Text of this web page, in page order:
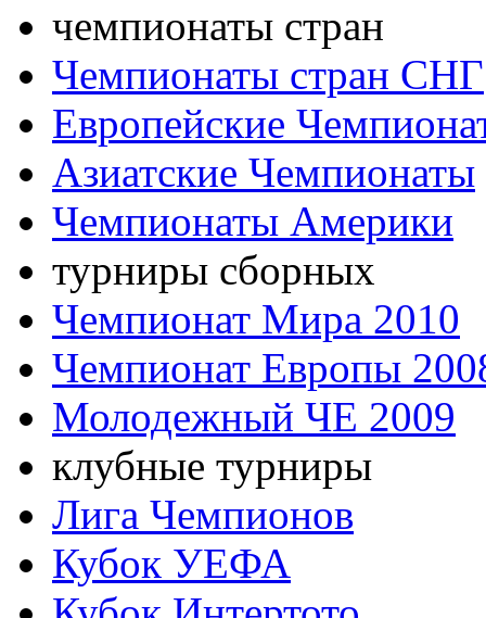
чемпионаты стран
Чемпионаты стран СНГ
Европейские
Азиатские Чемпионаты
Чемпионаты Америки
турниры сборных
Чемпионат Мира 2010
Чемпионат Европы
Молодежный ЧЕ 2009
клубные турниры
Лига Чемпионов
Кубок УЕФА